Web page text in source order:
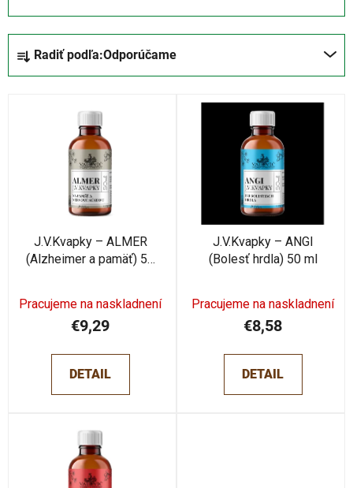
R
d
Radiť podľa:Odporúčame
J.V.Kvapky – ALMER
(Alzheimer a pamäť) 50
Pracujeme na naskladnení
€9,29
DETAIL
J.V.Kvapky – ANGI
(Bolesť hrdla) 50 ml
Pracujeme na naskladnení
€8,58
DETAIL